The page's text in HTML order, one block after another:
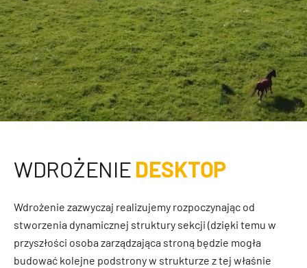
WDROŻENIE DESKTOP
Wdrożenie zazwyczaj realizujemy rozpoczynając od
stworzenia dynamicznej struktury sekcji (dzięki temu w
przyszłości osoba zarządzająca stroną będzie mogła
budować kolejne podstrony w strukturze z tej właśnie